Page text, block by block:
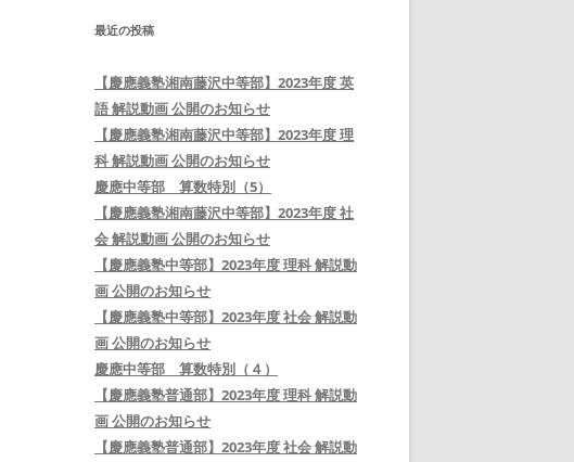
最近の投稿
【慶應義塾湘南藤沢中等部】2023年度 英
語 解説動画 公開のお知らせ
【慶應義塾湘南藤沢中等部】2023年度 理
科 解説動画 公開のお知らせ
慶應中等部 算数特別（5）
【慶應義塾湘南藤沢中等部】2023年度 社
会 解説動画 公開のお知らせ
【慶應義塾中等部】2023年度 理科 解説動
画 公開のお知らせ
【慶應義塾中等部】2023年度 社会 解説動
画 公開のお知らせ
慶應中等部 算数特別（４）
【慶應義塾普通部】2023年度 理科 解説動
画 公開のお知らせ
【慶應義塾普通部】2023年度 社会 解説動